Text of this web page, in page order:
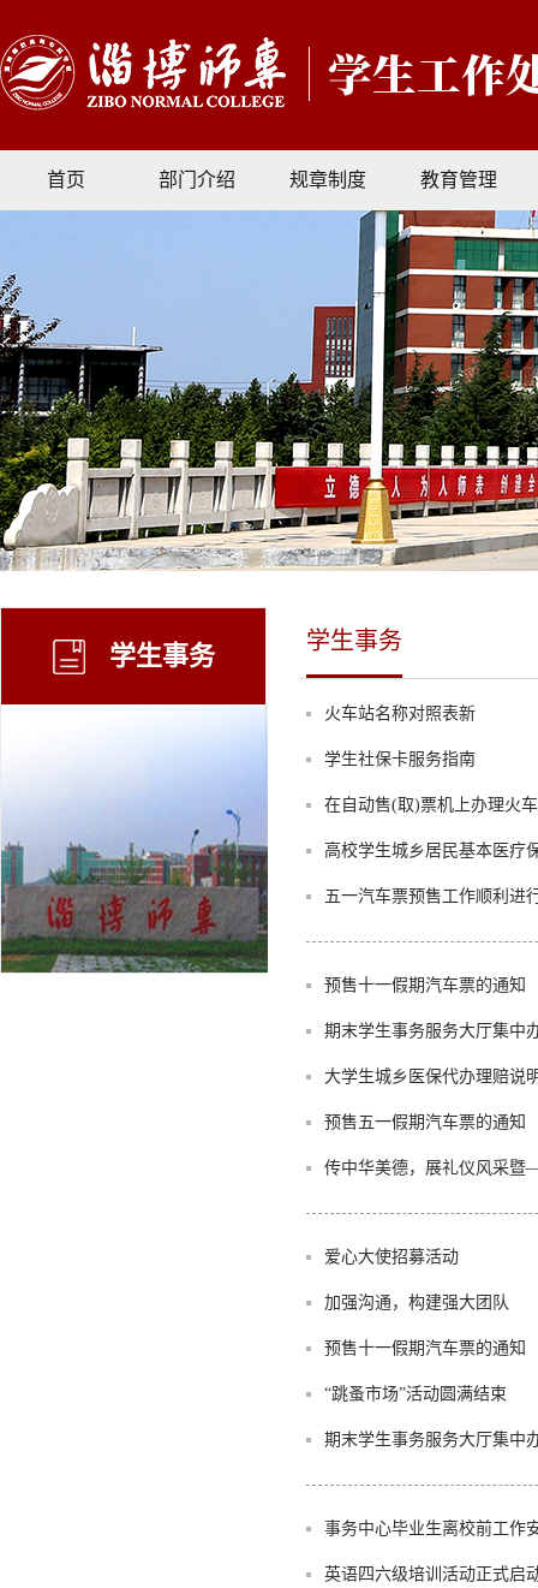
首页 部门介绍 规章制度 教育管理
学生事务 学生事务
火车站名称对照表新
学生社保卡服务指南
在自动售(取)票机上办理火
高校学生城乡居民基本医疗
五一汽车票预售工作顺利进
预售十一假期汽车票的通知
期末学生事务服务大厅集中
大学生城乡医保代办理赔说
预售五一假期汽车票的通知
传中华美德，展礼仪风采
爱心大使招募活动
加强沟通，构建强大团队
预售十一假期汽车票的通知
“跳蚤市场”活动圆满结束
期末学生事务服务大厅集中
事务中心毕业生离校前工作
英语四六级培训活动正式启